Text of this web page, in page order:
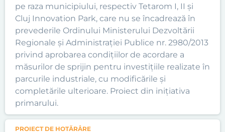
pe raza municipiului, respectiv Tetarom I, II și
Cluj Innovation Park, care nu se încadrează în
prevederile Ordinului Ministerului Dezvoltării
Regionale și Administrației Publice nr. 2980/2013
privind aprobarea condițiilor de acordare a
măsurilor de sprijin pentru investițiile realizate în
parcurile industriale, cu modificările și
completările ulterioare. Proiect din inițiativa
primarului.
PROIECT DE HOTĂRÂRE